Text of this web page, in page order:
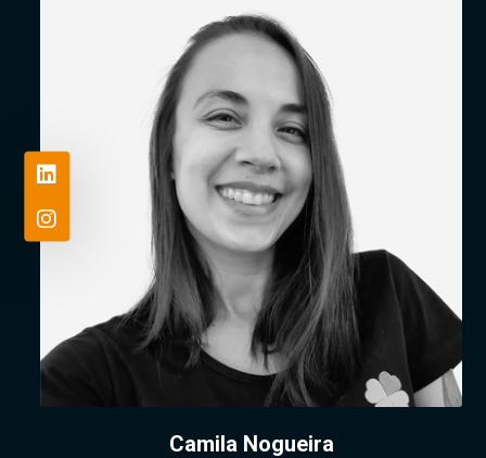
Camila Nogueira